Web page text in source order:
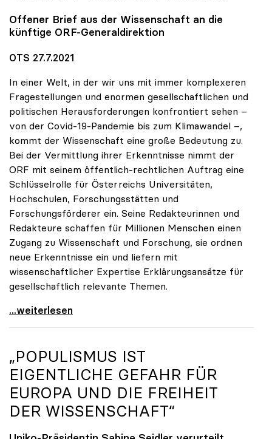
Offener Brief aus der Wissenschaft an die
künftige ORF-Generaldirektion
OTS 27.7.2021
In einer Welt, in der wir uns mit immer komplexeren
Fragestellungen und enormen gesellschaftlichen und
politischen Herausforderungen konfrontiert sehen –
von der Covid-19-Pandemie bis zum Klimawandel –,
kommt der Wissenschaft eine große Bedeutung zu.
Bei der Vermittlung ihrer Erkenntnisse nimmt der
ORF mit seinem öffentlich-rechtlichen Auftrag eine
Schlüsselrolle für Österreichs Universitäten,
Hochschulen, Forschungsstätten und
Forschungsförderer ein. Seine Redakteurinnen und
Redakteure schaffen für Millionen Menschen einen
Zugang zu Wissenschaft und Forschung, sie ordnen
neue Erkenntnisse ein und liefern mit
wissenschaftlicher Expertise Erklärungsansätze für
gesellschaftlich relevante Themen.
Zukunft braucht Wissen
...weiterlesen
„POPULISMUS IST
EIGENTLICHE GEFAHR FÜR
EUROPA UND DIE FREIHEIT
DER WISSENSCHAFT“